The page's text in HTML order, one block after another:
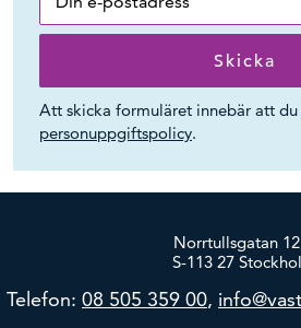
Att skicka formuläret innebär att
personuppgiftspolicy.
Norrtullsgatan
S-113 27
Telefon: 08 505 359 00,